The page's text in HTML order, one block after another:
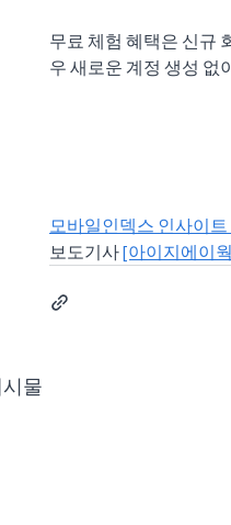
무료 체험 혜택은 신규
우 새로운 계정 생성 없
모바일인덱스 인사이트
보도기사 [아이지에이
물